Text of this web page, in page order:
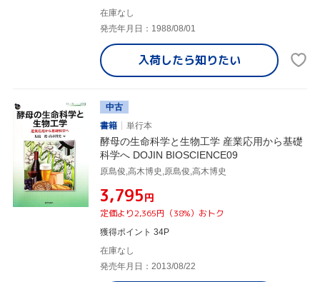
在庫なし
発売年月日：1988/08/01
入荷したら知りたい
中古
書籍
単行本
酵母の生命科学と生物工学 産業応用から基礎
科学へ DOJIN BIOSCIENCE09
原島俊,高木博史,原島俊,高木博史
¥3,795円
定価より2,365円（38%）おトク
獲得ポイント 34P
在庫なし
発売年月日：2013/08/22